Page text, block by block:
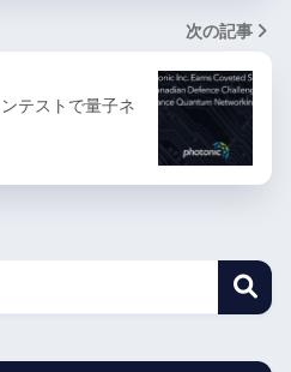
次の記事
テストで量子ネ